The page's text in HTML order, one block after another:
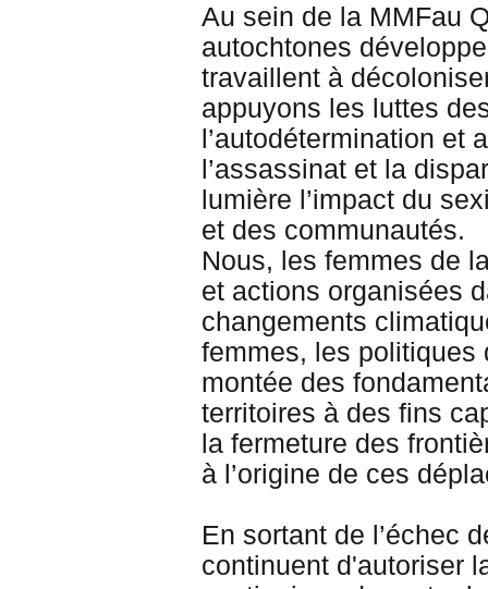
Au sein de la MMFau
autochtones
travaillent à
appuyons les luttes
l’autodétermination et
l’assassinat et la
lumière l’impact du
et des communautés.
Nous, les femmes de
et actions organisées
changements
femmes, les politiques
montée des
territoires à des fins
la fermeture des
à l’origine de ces
En sortant de l’échec
continuent d'autoriser